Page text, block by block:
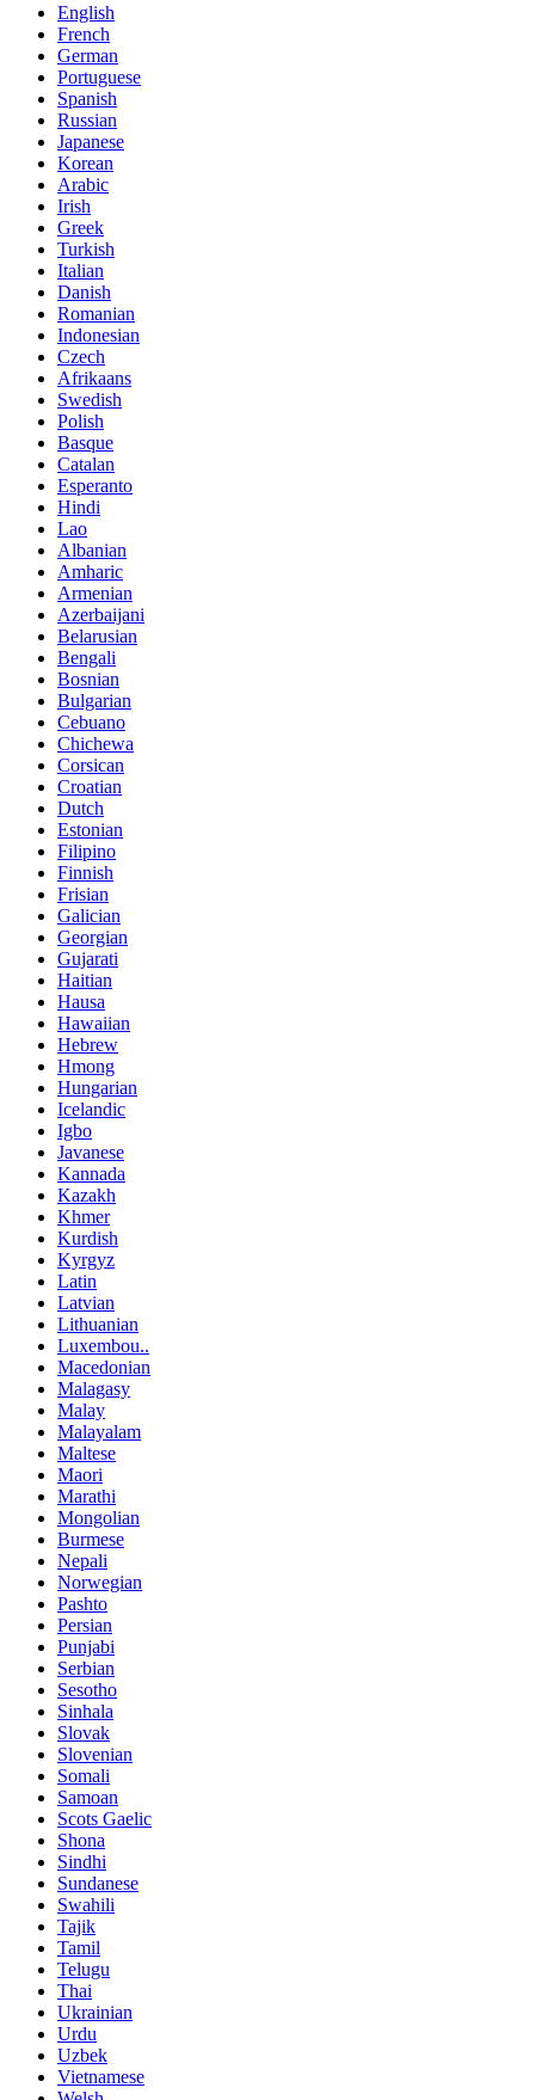
English
French
German
Portuguese
Spanish
Russian
Japanese
Korean
Arabic
Irish
Greek
Turkish
Italian
Danish
Romanian
Indonesian
Czech
Afrikaans
Swedish
Polish
Basque
Catalan
Esperanto
Hindi
Lao
Albanian
Amharic
Armenian
Azerbaijani
Belarusian
Bengali
Bosnian
Bulgarian
Cebuano
Chichewa
Corsican
Croatian
Dutch
Estonian
Filipino
Finnish
Frisian
Galician
Georgian
Gujarati
Haitian
Hausa
Hawaiian
Hebrew
Hmong
Hungarian
Icelandic
Igbo
Javanese
Kannada
Kazakh
Khmer
Kurdish
Kyrgyz
Latin
Latvian
Lithuanian
Luxembou..
Macedonian
Malagasy
Malay
Malayalam
Maltese
Maori
Marathi
Mongolian
Burmese
Nepali
Norwegian
Pashto
Persian
Punjabi
Serbian
Sesotho
Sinhala
Slovak
Slovenian
Somali
Samoan
Scots Gaelic
Shona
Sindhi
Sundanese
Swahili
Tajik
Tamil
Telugu
Thai
Ukrainian
Urdu
Uzbek
Vietnamese